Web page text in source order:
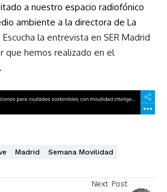
a nuestro espacio radiofónico
ambiente a la directora de La
Escucha la entrevista en SER Madrid
que hemos realizado en el
Madrid Semana Movilidad
Next Post